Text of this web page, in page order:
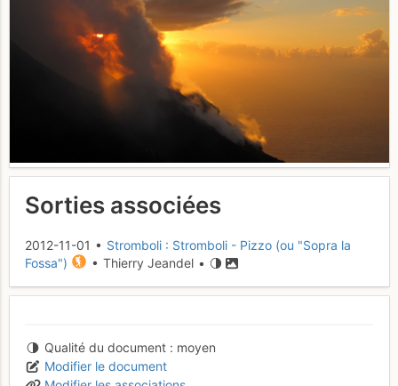
Sorties associées
2012-11-01 • Stromboli : Stromboli - Pizzo (ou "Sopra la
Fossa")
• Thierry Jeandel •
Qualité du document
moyen
Modifier le document